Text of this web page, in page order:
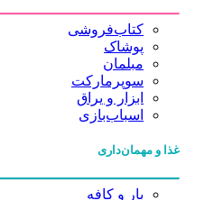
کتاب‌فروشی
پوشاک
مبلمان
سوپرمارکت
ابزار و یراق
اسباب‌بازی
غذا و مهمان‌داری
بار و کافه